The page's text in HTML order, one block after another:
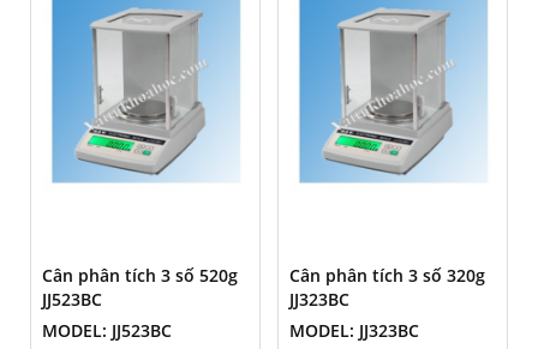
Cân phân tích 3 số 520g
JJ523BC
MODEL: JJ523BC
Cân phân tích 3 số 320g
JJ323BC
MODEL: JJ323BC